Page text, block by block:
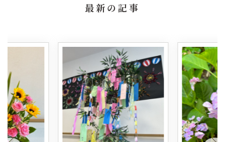
最新の記事